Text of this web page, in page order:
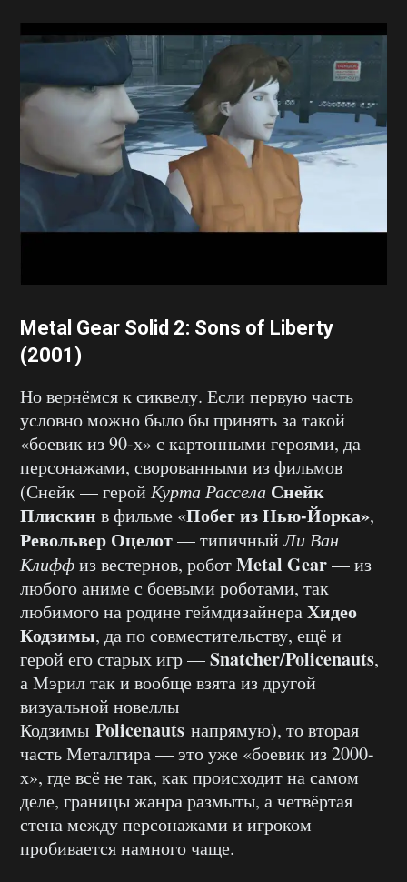
Metal Gear Solid 2: Sons of Liberty
(2001)
Но вернёмся к сиквелу. Если первую часть
условно можно было бы принять за такой
«боевик из 90-х» с картонными героями, да
персонажами, сворованными из фильмов
(Снейк — герой Курта Рассела Снейк
Плискин в фильме «Побег из Нью-Йорка»,
Револьвер Оцелот— типичныйЛи Ван
Клиффиз вестернов, роботMetal Gear— из
любого аниме с боевыми роботами, так
любимого на родине геймдизайнераХидео
Кодзимы, да по совместительству, ещё и
герой его старых игр —Snatcher/Policenauts,
а Мэрил так и вообще взята из другой
визуальной новеллы
Кодзимы Policenauts напрямую), то вторая
часть Металгира — это уже «боевик из 2000-
х», где всё не так, как происходит на самом
деле, границы жанра размыты, а четвёртая
стена между персонажами и игроком
пробивается намного чаще.